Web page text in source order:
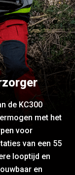
de KC300
met het
voor
van een 55
looptijd en
en